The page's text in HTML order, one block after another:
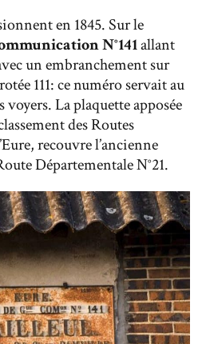
en 1845. Sur le
N°141allant
un embranchement sur
111: ce numéro servait au
voyers. La plaquette apposée
des Routes
recouvre l’ancienne
Départementale N°21.